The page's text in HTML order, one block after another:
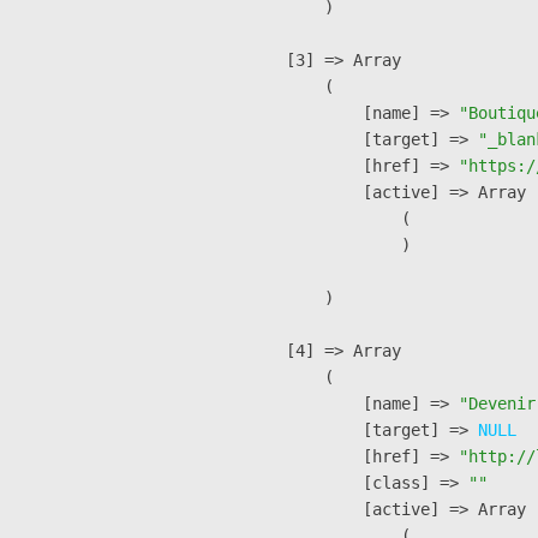
        )
    [3] => Array
        (
            [name] =>
            [target] =>
            [href] =>
"https://
            [active] => Array
                (
                )
        )
    [4] => Array
        (
            [name] =>
"Devenir
            [target] =>
NULL
            [href] =>
"http://
            [class] =>
""
            [active] => Array